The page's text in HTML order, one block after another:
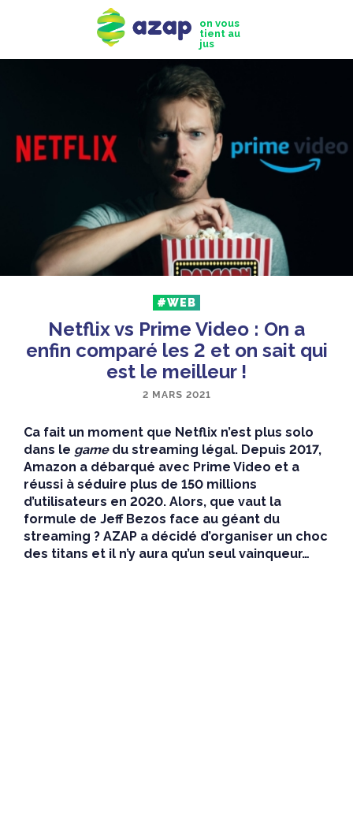
on vous
tient au
jus
#WEB
Netflix vs Prime Video : On a
enfin comparé les 2 et on sait qui
est le meilleur !
2 MARS 2021
Ca fait un moment que Netflix n’est plus solo
dans le gamedu streaming légal. Depuis 2017,
Amazon a débarqué avec Prime Video et a
réussi à séduire plus de 150 millions
d’utilisateurs en 2020. Alors, que vaut la
formule de Jeff Bezos face au géant du
streaming ? AZAP a décidé d’organiser un choc
des titans et il n’y aura qu’un seul vainqueur…